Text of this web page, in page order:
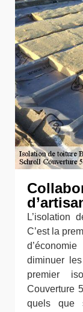
L’isolation
C’est la
diminuer
premier
Couverture
quels que